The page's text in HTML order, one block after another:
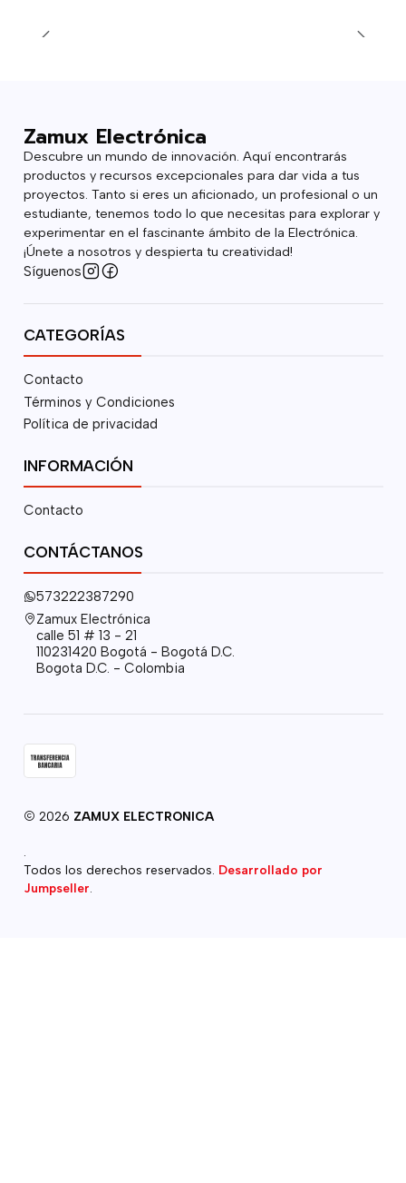
Zamux Electrónica
Descubre un mundo de innovación. Aquí encontrarás
productos y recursos excepcionales para dar vida a tus
proyectos. Tanto si eres un aficionado, un profesional o un
estudiante, tenemos todo lo que necesitas para explorar y
experimentar en el fascinante ámbito de la Electrónica.
¡Únete a nosotros y despierta tu creatividad!
Síguenos
CATEGORÍAS
Contacto
Términos y Condiciones
Política de privacidad
INFORMACIÓN
Contacto
CONTÁCTANOS
573222387290
Zamux Electrónica
calle 51 # 13 - 21
110231420 Bogotá - Bogotá D.C.
Bogota D.C. - Colombia
2026 ZAMUX ELECTRONICA
Todos los derechos reservados. Desarrollado por
Jumpseller